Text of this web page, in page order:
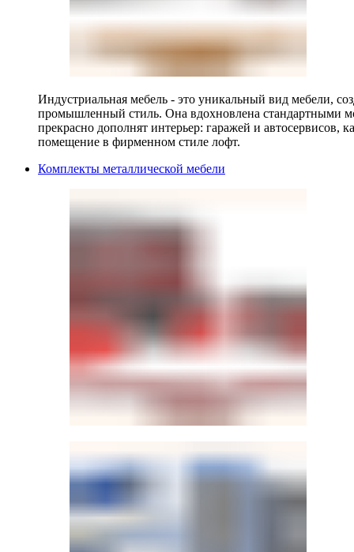
Индустриальная мебель - это уникальный вид мебели,
промышленный стиль. Она вдохновлена стандартными
прекрасно дополнят интерьер: гаражей и автосервисов,
помещение в фирменном стиле лофт.
Комплекты металлической мебели